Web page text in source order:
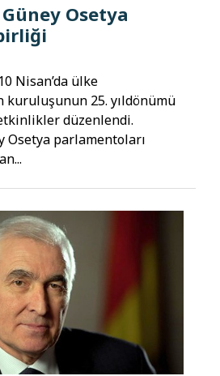
Osetya
Nisan’da ülke
kuruluşunun 25. yıldönümü
düzenlendi.
Osetya parlamentoları